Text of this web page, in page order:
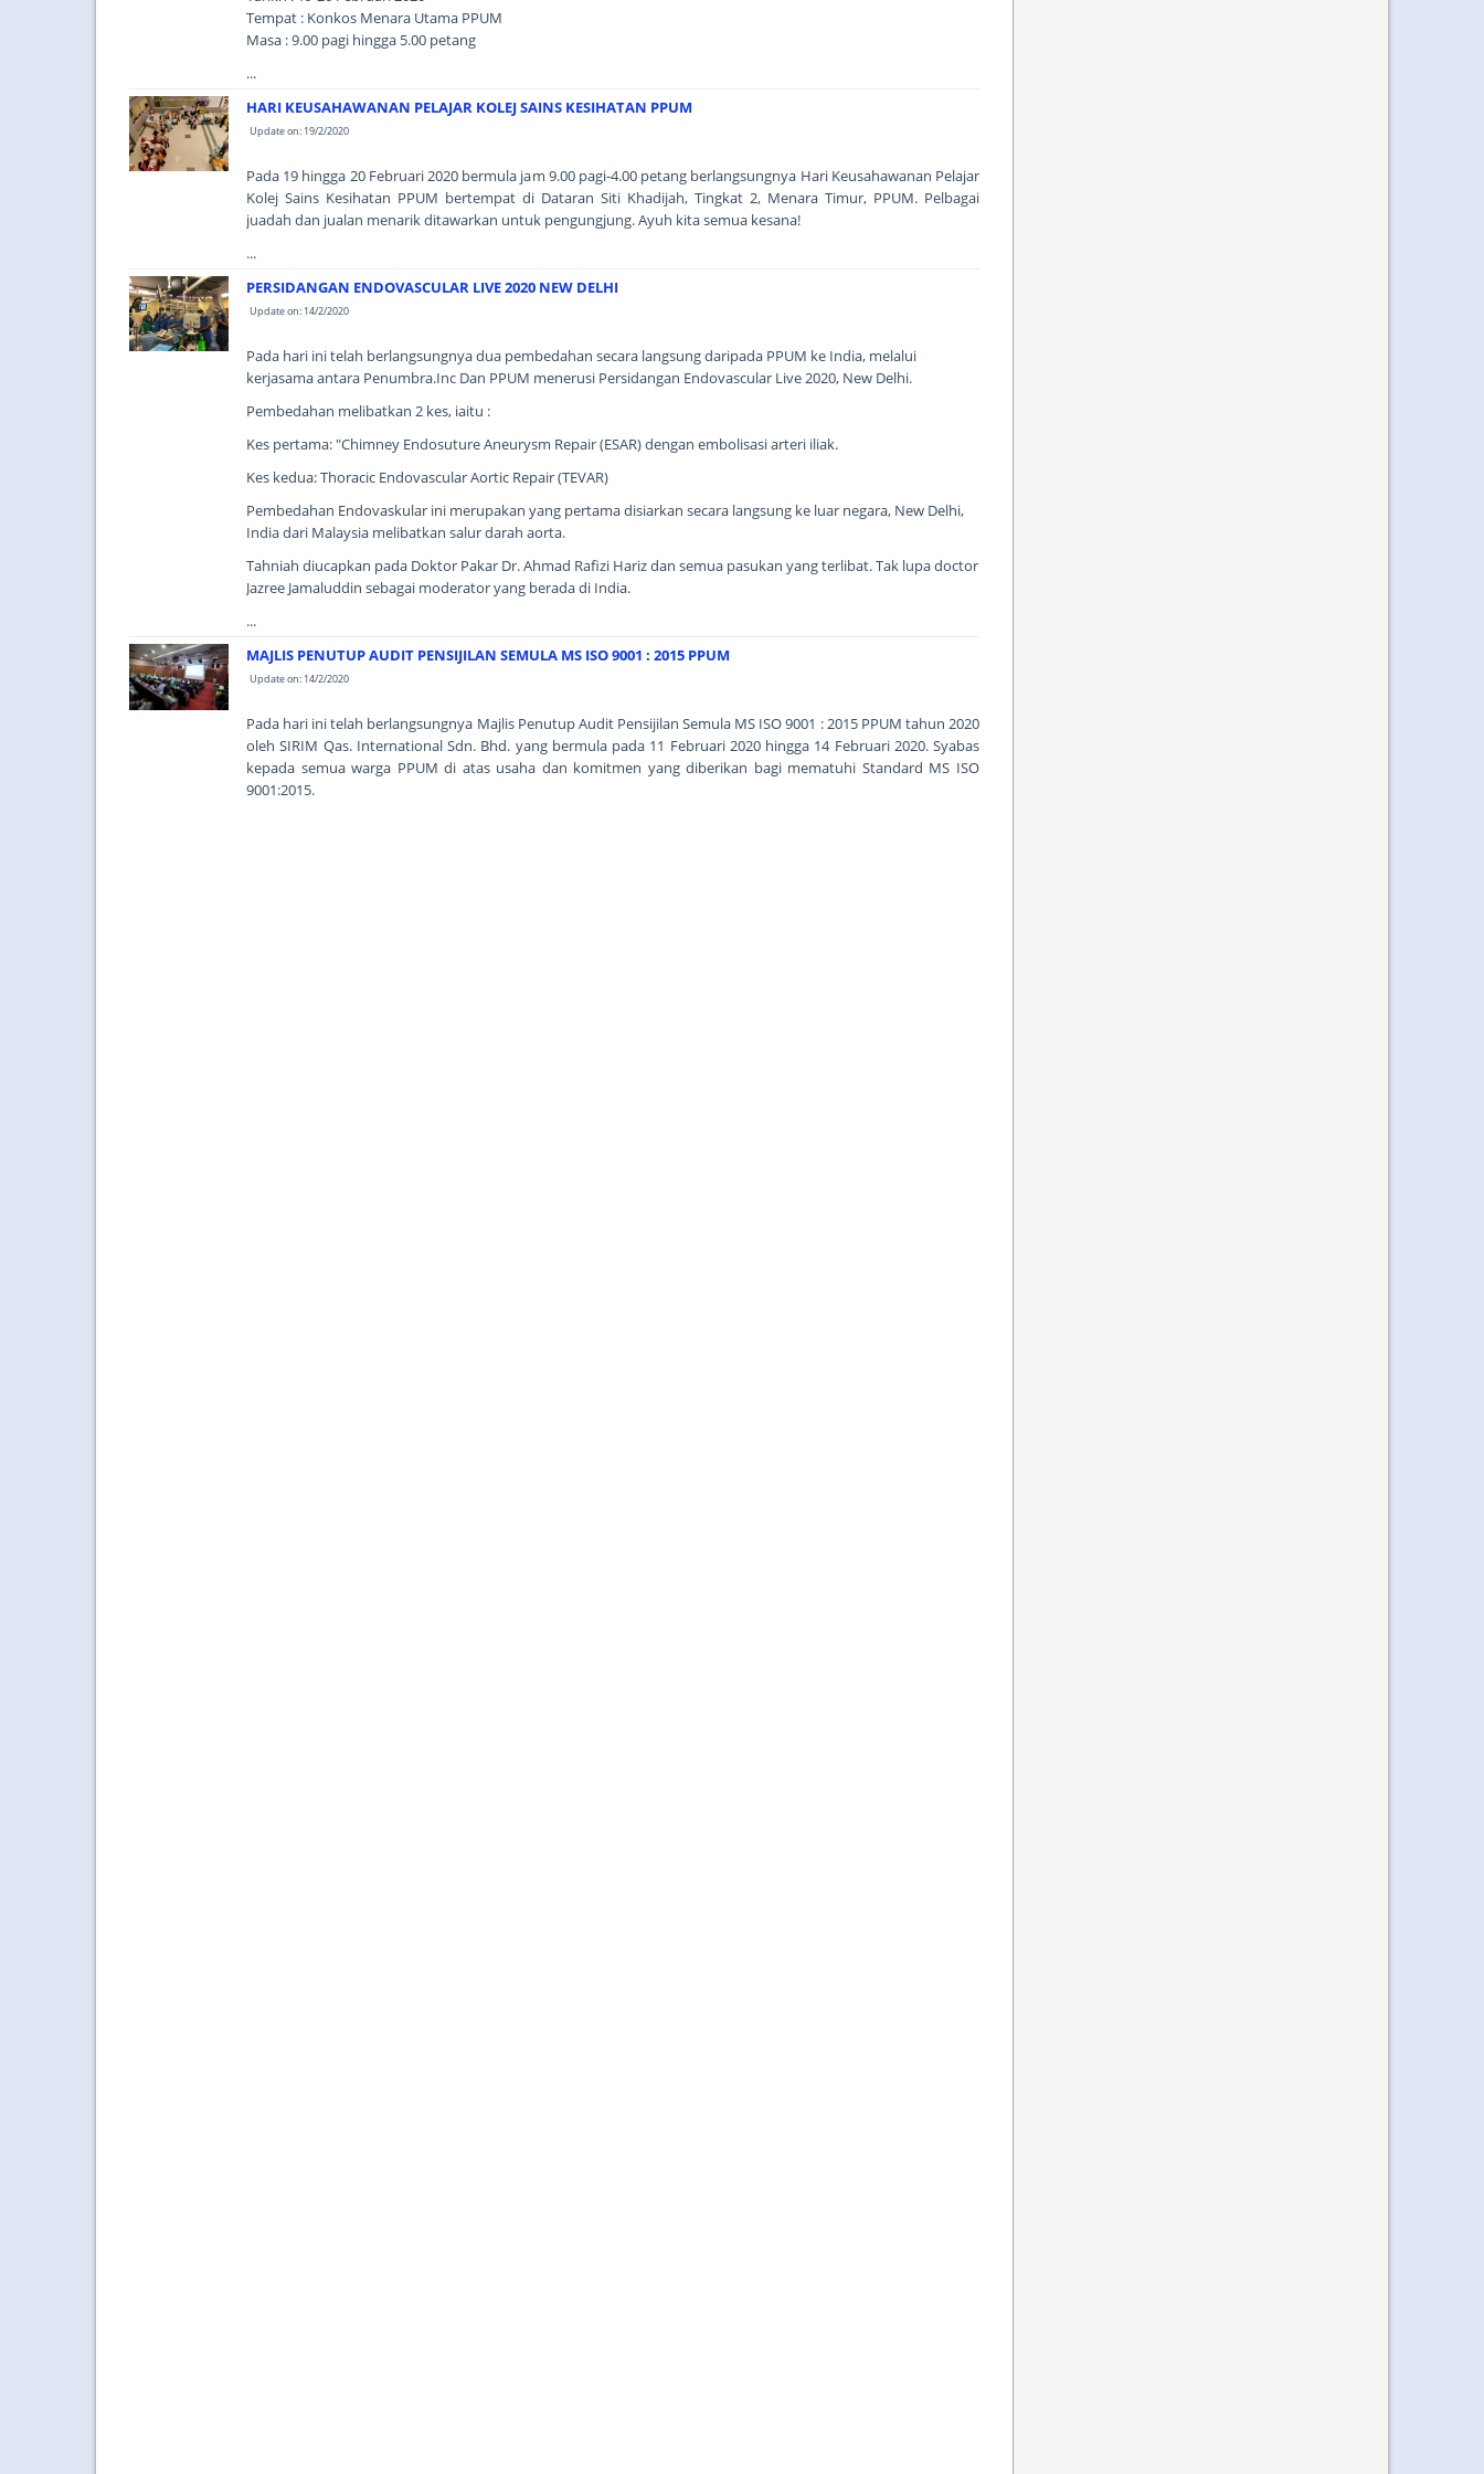
Tempat : Konkos Menara Utama PPUM
Masa : 9.00 pagi hingga 5.00 petang
...
HARI KEUSAHAWANAN PELAJAR KOLEJ SAINS KESIHATAN PPUM
Update on: 19/2/2020
Pada 19 hingga 20 Februari 2020 bermula jam 9.00 pagi-4.00 petang berlangsungnya Hari Keusahawanan Pelajar
Kolej Sains Kesihatan PPUM bertempat di Dataran Siti Khadijah, Tingkat 2, Menara Timur, PPUM. Pelbagai
juadah dan jualan menarik ditawarkan untuk pengungjung. Ayuh kita semua kesana!
...
PERSIDANGAN ENDOVASCULAR LIVE 2020 NEW DELHI
Update on: 14/2/2020
Pada hari ini telah berlangsungnya dua pembedahan secara langsung daripada PPUM ke India, melalui
kerjasama antara Penumbra.Inc Dan PPUM menerusi Persidangan Endovascular Live 2020, New Delhi.
Pembedahan melibatkan 2 kes, iaitu :
Kes pertama: "Chimney Endosuture Aneurysm Repair (ESAR) dengan embolisasi arteri iliak.
Kes kedua: Thoracic Endovascular Aortic Repair (TEVAR)
Pembedahan Endovaskular ini merupakan yang pertama disiarkan secara langsung ke luar negara, New Delhi,
India dari Malaysia melibatkan salur darah aorta.
Tahniah diucapkan pada Doktor Pakar Dr. Ahmad Rafizi Hariz dan semua pasukan yang terlibat. Tak lupa doctor
Jazree Jamaluddin sebagai moderator yang berada di India.
...
MAJLIS PENUTUP AUDIT PENSIJILAN SEMULA MS ISO 9001 : 2015 PPUM
Update on: 14/2/2020
Pada hari ini telah berlangsungnya Majlis Penutup Audit Pensijilan Semula MS ISO 9001 : 2015 PPUM tahun 2020
oleh SIRIM Qas. International Sdn. Bhd. yang bermula pada 11 Februari 2020 hingga 14 Februari 2020. Syabas
kepada semua warga PPUM di atas usaha dan komitmen yang diberikan bagi mematuhi Standard MS ISO
9001:2015.